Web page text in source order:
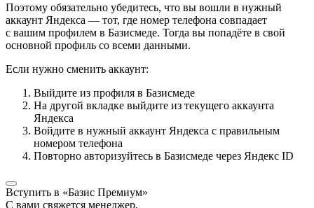
Поэтому обязательно убедитесь, что вы вошли в нужный
аккаунт Яндекса — тот, где номер телефона совпадает
с вашим профилем в Базисмеде. Тогда вы попадёте в свой
основной профиль со всеми данными.
Если нужно сменить аккаунт:
Выйдите из профиля в Базисмеде
На другой вкладке выйдите из текущего аккаунта
Яндекса
Войдите в нужный аккаунт Яндекса с правильным
номером телефона
Повторно авторизуйтесь в Базисмеде через Яндекс ID
Вступить в «Базис Премиум»
С вами свяжется менеджер,